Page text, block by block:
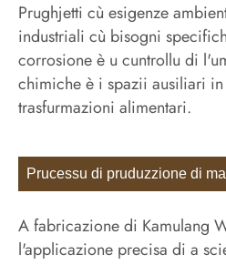
Prughjetti cù esigenze
industriali cù bisogni
corrosione è u cuntrollu di
chimiche è i spazii ausiliari
trasfurmazioni alimentari.
Prucessu di pruduzzione di
A fabricazione di Kamulang
l'applicazione precisa di a